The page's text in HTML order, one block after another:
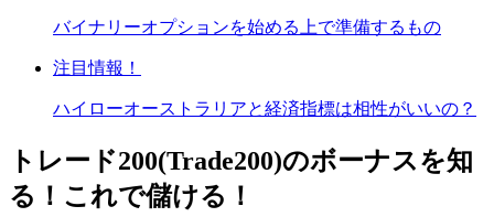
バイナリーオプションを始める上で準備するもの
注目情報！
ハイローオーストラリアと経済指標は相性がいいの？
トレード200(Trade200)のボーナスを知
る！これで儲ける！